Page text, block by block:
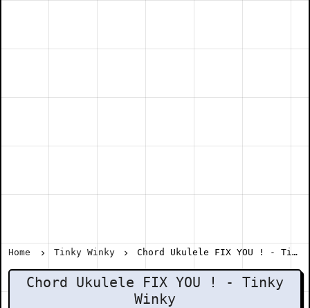
Home Tinky Winky Chord Ukulele FIX YOU ! - Tinky Winky
Chord Ukulele FIX YOU ! - Tinky
Winky